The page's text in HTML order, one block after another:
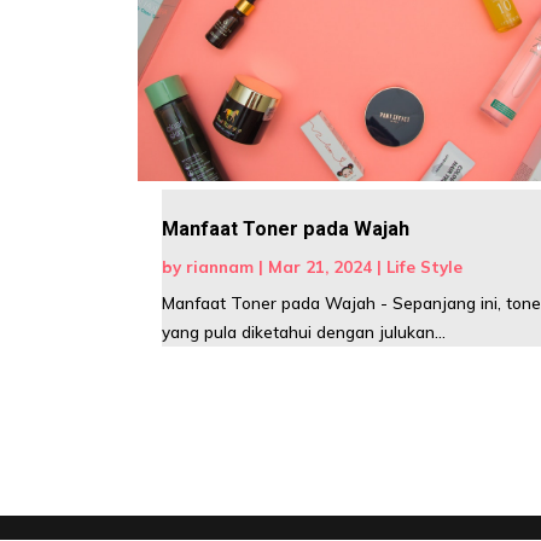
Manfaat Toner pada Wajah
by riannam | Mar 21, 2024 | Life Style
Manfaat Toner pada Wajah - Sepanjang ini,
yang pula diketahui dengan julukan...